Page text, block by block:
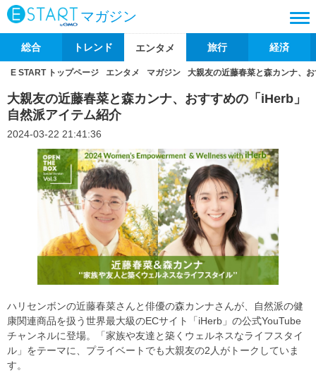
マガジン
総合 トレンド エンタメ 旅行 経済
E START トップページ エンタメ マガジン 大親友の近藤春菜と森カンナ、
大親友の近藤春菜と森カンナ、おすすめの「iHerb」
自然派アイテム紹介
2024-03-22 21:41:36
ハリセンボンの近藤春菜さんと俳優の森カンナさんが、自然派の健
康関連商品を扱う世界最大級のECサイト「iHerb」の公式YouTube
チャンネルに登場。「家族や友達と築くウェルネスなライフスタイ
ル」をテーマに、プライベートでも大親友の2人がトークしていま
す。